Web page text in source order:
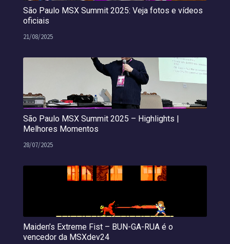
São Paulo MSX Summit 2025: Veja fotos e vídeos
oficiais
21/08/2025
São Paulo MSX Summit 2025 – Highlights |
Melhores Momentos
28/07/2025
Maiden’s Extreme Fist – BUN-GA-RUA é o
vencedor da MSXdev24